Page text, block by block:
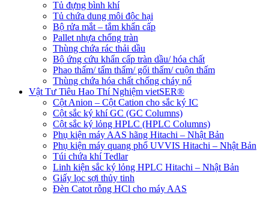
Tủ đựng bình khí
Tủ chứa dung môi độc hại
Bộ rửa mắt – tắm khẩn cấp
Pallet nhựa chống tràn
Thùng chứa rác thải dầu
Bộ ứng cứu khẩn cấp tràn dầu/ hóa chất
Phao thấm/ tấm thấm/ gối thấm/ cuộn thấm
Thùng chứa hóa chất chống cháy nổ
Vật Tư Tiêu Hao Thí Nghiệm vietSER®
Cột Anion – Cột Cation cho sắc ký IC
Cột sắc ký khí GC (GC Columns)
Cột sắc ký lỏng HPLC (HPLC Columns)
Phụ kiện máy AAS hãng Hitachi – Nhật Bản
Phụ kiện máy quang phổ UVVIS Hitachi – Nhật Bản
Túi chứa khí Tedlar
Linh kiện sắc ký lỏng HPLC Hitachi – Nhật Bản
Giấy lọc sợi thủy tinh
Đèn Catot rỗng HCl cho máy AAS